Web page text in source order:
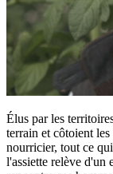
Élus par les
terrain et côtoient
nourricier, tout ce
l'assiette relève d'un